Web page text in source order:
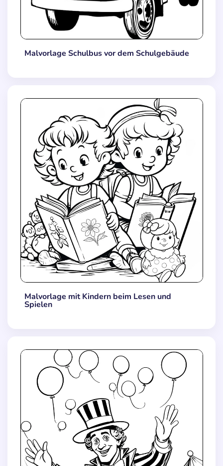
Malvorlage Schulbus vor dem Schulgebäude
Malvorlage mit Kindern beim Lesen und
Spielen